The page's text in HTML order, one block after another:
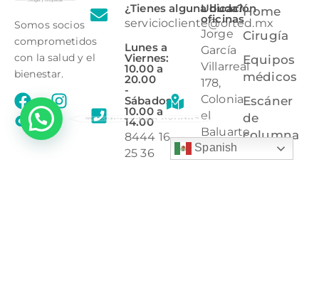
Somos socios
comprometidos
con la salud y el
bienestar.
¿Tienes alguna duda?
serviciocliente@orted.mx
Lunes a
Viernes:
10.00 a
20.00
-
Sábados:
10.00 a
14.00
8444 16
25 36
Ubicación
oficinas
Jorge
García
Villarreal
178,
Colonia
el
Baluarte,
Saltillo,
Coahuila,
Home
Cirugía
Equipos
médicos
Escáner
de
columna
Órtesis
Spanish
💬 ¿Necesitas ayuda?